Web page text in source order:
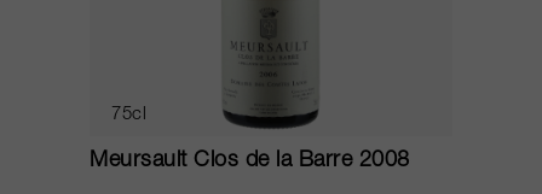
75cl
Meursault Clos de la Barre 2008